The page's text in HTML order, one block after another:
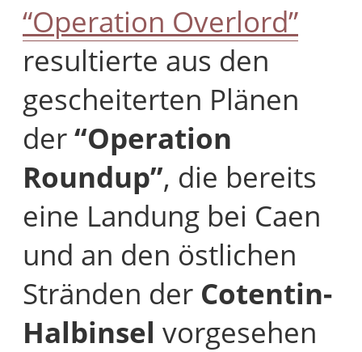
“Operation Overlord”
resultierte aus den
gescheiterten Plänen
der“Operation
Roundup”, die bereits
eine Landung bei Caen
und an den östlichen
Stränden der Cotentin-
Halbinsel vorgesehen